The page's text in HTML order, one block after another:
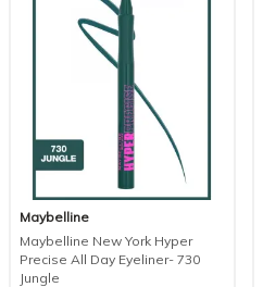
Maybelline
Maybelline New York Hyper
Precise All Day Eyeliner- 730
Jungle